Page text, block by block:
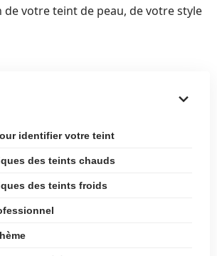
votre teint de peau, de votre style
identifier votre teint
des teints chauds
des teints froids